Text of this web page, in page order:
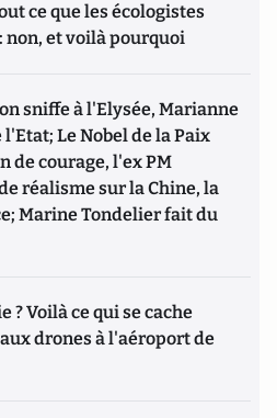
ce que les écologistes
non, et voilà pourquoi
sniffe à l'Elysée, Marianne
Le Nobel de la Paix
de courage, l'ex PM
réalisme sur la Chine, la
Marine Tondelier fait du
? Voilà ce qui se cache
drones à l'aéroport de